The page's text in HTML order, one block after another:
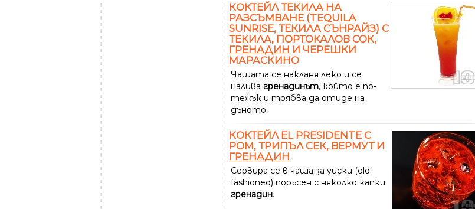
КОКТЕЙЛ ТЕКИЛА НА
РАЗСЪМВАНЕ (TEQUILA
SUNRISE, ТЕКИЛА СЪНРАЙЗ) С
ТЕКИЛА, ПОРТОКАЛОВ СОК,
ГРЕНАДИН И ЧЕРЕШКИ
МАРАСКИНО
Чашата се накланя леко и се
налива гренадинът, който е по-
тежък и трябва да отиде на
дъното.
КОКТЕЙЛ EL PRESIDENTE С
РОМ, ТРИПЪЛ СЕК, ВЕРМУТ И
ГРЕНАДИН
Сервира се в чаша за уиски (old-
fashioned) поръсен с няколко капки
гренадин.